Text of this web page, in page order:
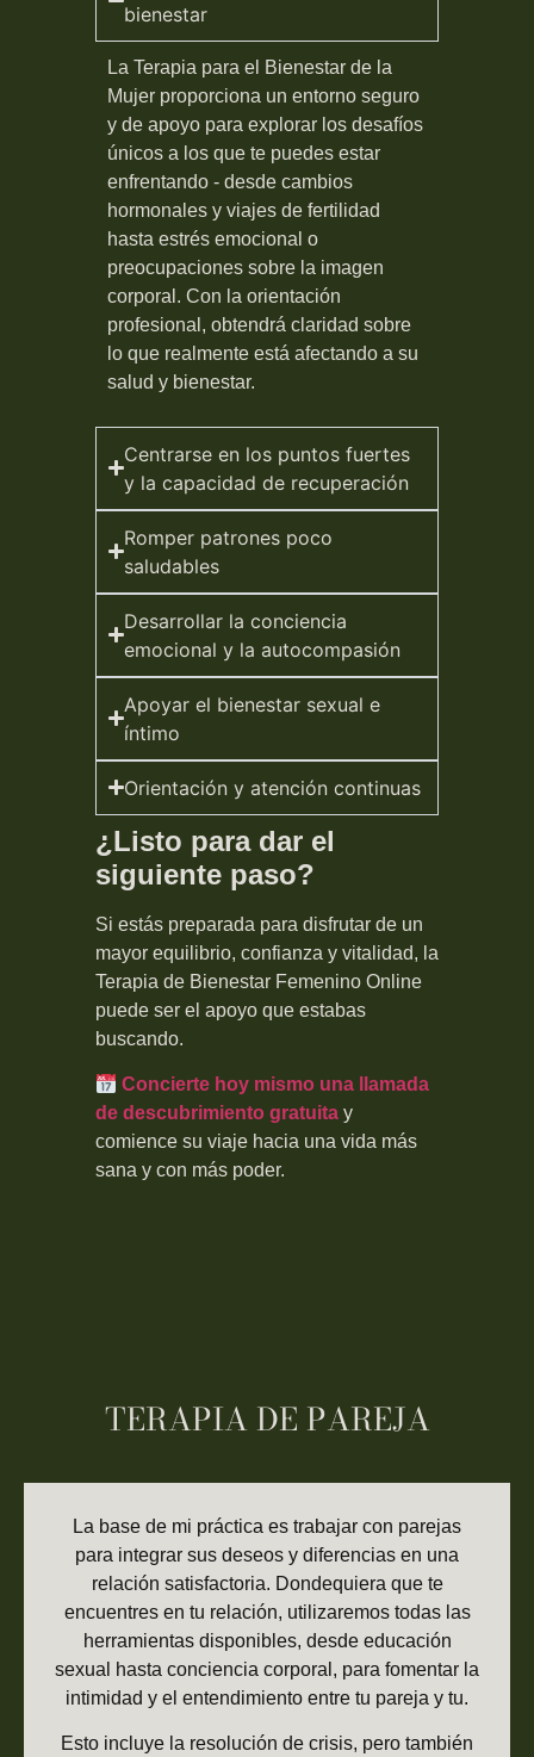
bienestar
La Terapia para el Bienestar de la
Mujer proporciona un entorno seguro
y de apoyo para explorar los desafíos
únicos a los que te puedes estar
enfrentando - desde cambios
hormonales y viajes de fertilidad
hasta estrés emocional o
preocupaciones sobre la imagen
corporal. Con la orientación
profesional, obtendrá claridad sobre
lo que realmente está afectando a su
salud y bienestar.
Centrarse en los puntos fuertes
y la capacidad de recuperación
Romper patrones poco
saludables
Desarrollar la conciencia
emocional y la autocompasión
Apoyar el bienestar sexual e
íntimo
Orientación y atención continuas
¿Listo para dar el
siguiente paso?
Si estás preparada para disfrutar de un
mayor equilibrio, confianza y vitalidad, la
Terapia de Bienestar Femenino Online
puede ser el apoyo que estabas
buscando.
Concierte hoy mismo una llamada
de descubrimiento gratuita y
comience su viaje hacia una vida más
sana y con más poder.
TERAPIA DE PAREJA
La base de mi práctica es trabajar con parejas
para integrar sus deseos y diferencias en una
relación satisfactoria. Dondequiera que te
encuentres en tu relación, utilizaremos todas las
herramientas disponibles, desde educación
sexual hasta conciencia corporal, para fomentar la
intimidad y el entendimiento entre tu pareja y tu.
Esto incluye la resolución de crisis, pero también